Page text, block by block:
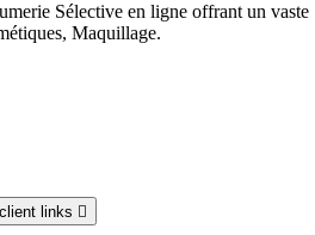
Sélective en ligne offrant un vaste
Maquillage.
links 